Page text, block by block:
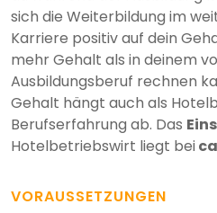
sich die Weiterbildung im
Karriere positiv auf dein
mehr Gehalt als in deinem
Ausbildungsberuf rechnen
Gehalt hängt auch als
Berufserfahrung ab. Das
Hotelbetriebswirt liegt bei
VORAUSSETZUNGEN